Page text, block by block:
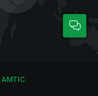
AMTIC.